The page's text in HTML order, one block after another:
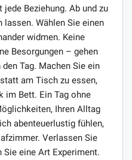
Beziehung. Ab und zu
Wählen Sie einen
widmen. Keine
Besorgungen – gehen
Tag. Machen Sie ein
am Tisch zu essen,
im Bett. Ein Tag ohne
Ihren Alltag
abenteuerlustig fühlen,
Verlassen Sie
eine Art Experiment.